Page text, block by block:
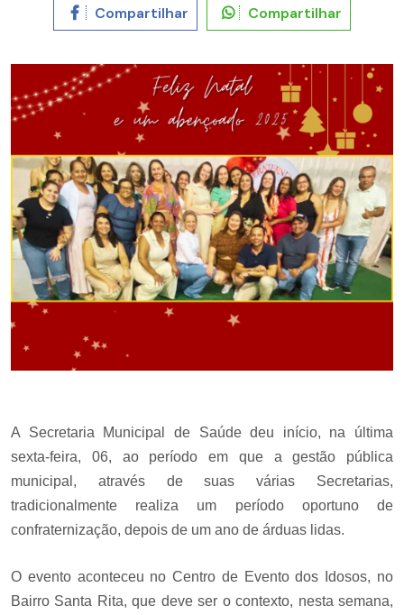
Compartilhar Compartilhar
A Secretaria Municipal de Saúde deu início, na última
sexta-feira, 06, ao período em que a gestão pública
municipal, através de suas várias Secretarias,
tradicionalmente realiza um período oportuno de
confraternização, depois de um ano de árduas lidas.
O evento aconteceu no Centro de Evento dos Idosos, no
Bairro Santa Rita, que deve ser o contexto, nesta semana,